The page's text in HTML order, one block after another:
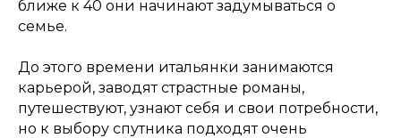
ближе к 40 они начинают задумываться о
семье.
До этого времени итальянки занимаются
карьерой, заводят страстные романы,
путешествуют, узнают себя и свои потребности,
но к выбору спутника подходят очень